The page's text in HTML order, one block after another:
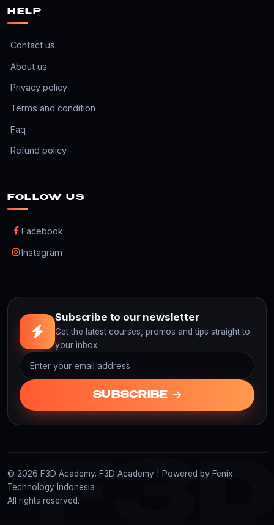
HELP
Contact us
About us
Privacy policy
Terms and condition
Faq
Refund policy
FOLLOW US
Facebook
Instagram
Subscribe to our newsletter
Get the latest courses, promos and tips straight to
your inbox.
SUBSCRIBE
© 2026 F3D Academy. F3D Academy | Powered by Fenix
Technology Indonesia
All rights reserved.